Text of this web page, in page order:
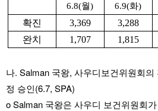
6.8(월) 6.9(화)
확진 3,369 3,288
완치
1,707 1,815
나. Salman 국왕, 사우디보건위원회
정 승인(6.7, SPA)
o Salman 국왕은 사우디 보건위원회